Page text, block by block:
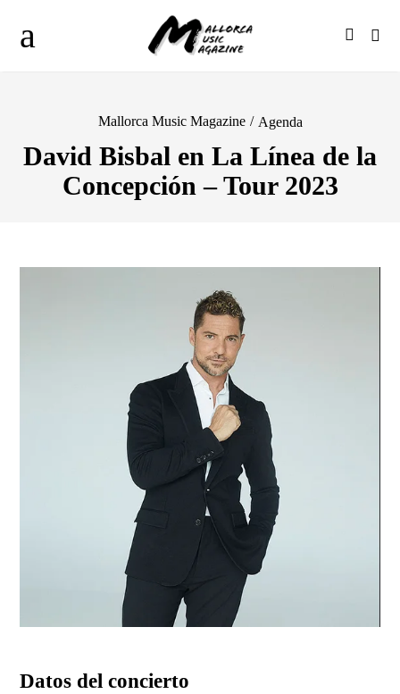
Mallorca Music Magazine / Agenda
David Bisbal en La Línea de la
Concepción – Tour 2023
Datos del concierto